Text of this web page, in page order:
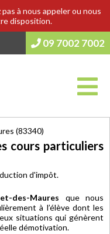
à nous appeler ou nous
disposition.
09 7002 7002
(83340)
cours particuliers
d'impôt.
des-Maures que nous
à l’élève dont les
situations qui génèrent
démotivation.